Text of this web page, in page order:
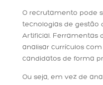
O recrutamento pode
tecnologias de gestão
Artificial. Ferramentas
analisar currículos
candidatos de forma
Ou seja, em vez de